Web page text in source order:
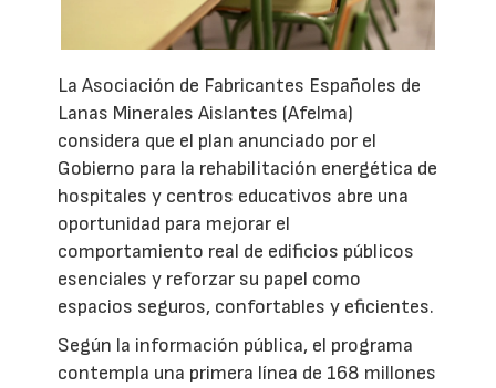
La Asociación de Fabricantes Españoles de
Lanas Minerales Aislantes (Afelma)
considera que el plan anunciado por el
Gobierno para la rehabilitación energética de
hospitales y centros educativos abre una
oportunidad para mejorar el
comportamiento real de edificios públicos
esenciales y reforzar su papel como
espacios seguros, confortables y eficientes.
Según la información pública, el programa
contempla una primera línea de 168 millones